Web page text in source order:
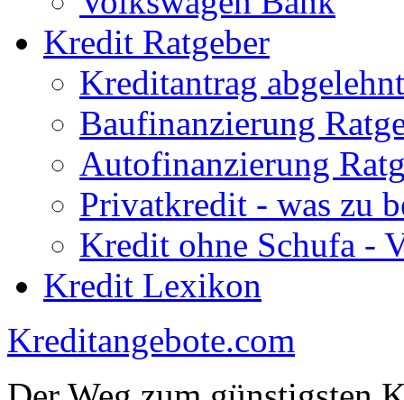
Kredit Ratgeber
Kreditantrag abgelehnt
Baufinanzierung
Autofinanzierung
Privatkredit - was zu
Kredit ohne Schufa -
Kredit Lexikon
Kreditangebote.com